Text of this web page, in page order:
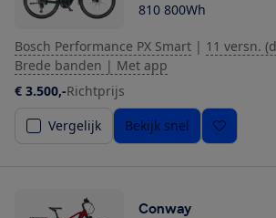
810 800Wh
Bosch Performance PX Smart | 11 versn.
Brede banden | Met app
€ 3.500,-Richtprijs
Vergelijk
Bekijk snel
Conway